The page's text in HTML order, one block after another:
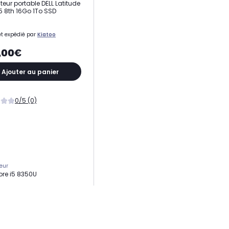
portable DELL Latitude
8th 16Go 1To SSD
expédié par Kiatoo
Ajouter au panier
0/5 (0)
i5 8350U